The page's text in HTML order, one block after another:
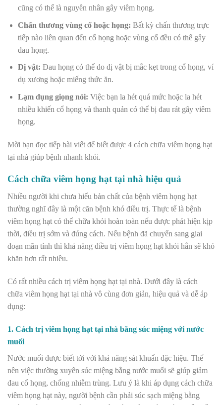
cũng có thể là nguyên nhân gây viêm họng.
Chấn thương vùng cổ hoặc họng: Bất kỳ chấn thương trực
tiếp nào liên quan đến cổ họng hoặc vùng cổ đều có thể gây
đau họng.
Dị vật: Đau họng có thể do dị vật bị mắc kẹt trong cổ họng, ví
dụ xương hoặc miếng thức ăn.
Lạm dụng giọng nói: Việc bạn la hét quá mức hoặc la hét
nhiều khiến cổ họng và thanh quản có thể bị đau rát gây viêm
họng.
Mời bạn đọc tiếp bài viết để biết được 4 cách chữa viêm họng hạt
tại nhà giúp bệnh nhanh khỏi.
Cách chữa viêm họng hạt tại nhà hiệu quả
Nhiều người khi chưa hiểu bản chất của bệnh viêm họng hạt
thường nghĩ đây là một căn bệnh khó điều trị. Thực tế là bệnh
viêm họng hạt có thể chữa khỏi hoàn toàn nếu được phát hiện kịp
thời, điều trị sớm và đúng cách. Nếu bệnh đã chuyển sang giai
đoạn mãn tính thì khả năng điều trị viêm họng hạt khỏi hẳn sẽ khó
khăn hơn rất nhiều.
Có rất nhiều cách trị viêm họng hạt tại nhà. Dưới đây là cách
chữa viêm họng hạt tại nhà vô cùng đơn giản, hiệu quả và dễ áp
dụng:
1. Cách trị viêm họng hạt tại nhà bằng súc miệng với nước
muối
Nước muối được biết tới với khả năng sát khuẩn đặc hiệu. Thế
nên việc thường xuyên súc miệng bằng nước muối sẽ giúp giảm
đau cổ họng, chống nhiễm trùng. Lưu ý là khi áp dụng cách chữa
viêm họng hạt này, người bệnh cần phải súc sạch miệng bằng